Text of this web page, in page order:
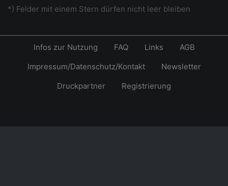
*) Felder mit einem Stern dürfen nicht leer bleiben
Infos zur Nutzung FAQ Links
AGB
Impressum/Datenschutz/Kontakt
Newsletter
Druckpartner
Registrierung